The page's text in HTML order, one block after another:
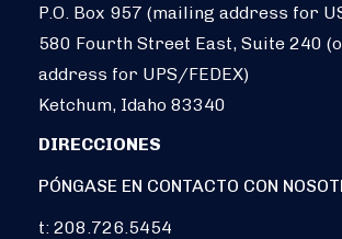
P.O. Box 957 (mailing address for
580 Fourth Street East, Suite 240
address for UPS/FEDEX)
Ketchum, Idaho 83340
DIRECCIONES
PÓNGASE EN CONTACTO CON
t: 208.726.5454